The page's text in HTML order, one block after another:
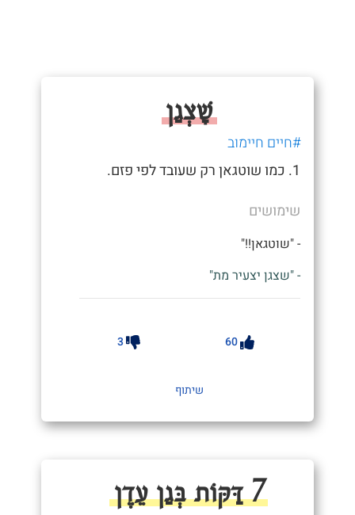
שָׁצְגַן
#חיים חיימוב
1. כמו שוטגאן רק שעובד לפי פזם.
שימושים
- "שוטגאן!!"
- "שצגן יצעיר מת"
60
3
שיתוף
7 דַּקּוֹת בְּגַן עֵדֶן